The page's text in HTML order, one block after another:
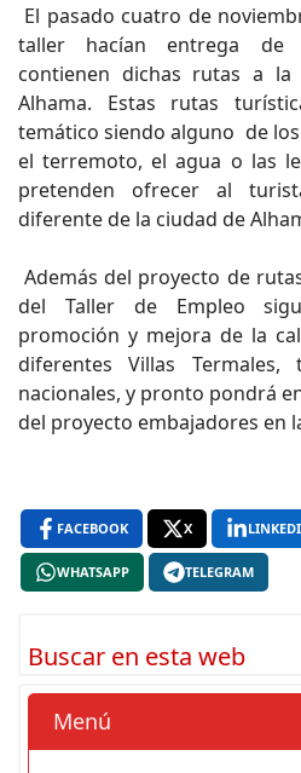
El pasado cuatro de
taller hacían entrega de
contienen dichas rutas a
Alhama. Estas rutas
temático siendo alguno de
el terremoto, el agua o las
pretenden ofrecer al
diferente de la ciudad de
Además del proyecto de
del Taller de Empleo
promoción y mejora de la
diferentes Villas Termales,
nacionales, y pronto pondrá
del proyecto embajadores en
FACEBOOK X
WHATSAPP TELEGRAM
Buscar en esta web
Menú